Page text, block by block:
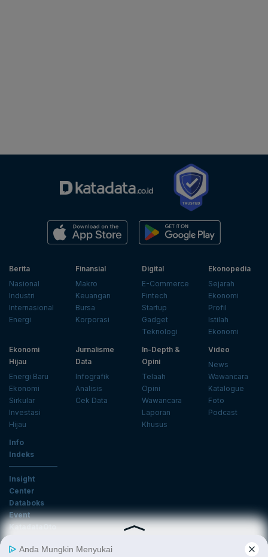
Berita
Nasional
Industri
Internasional
Energi
Finansial
Makro
Keuangan
Bursa
Korporasi
Digital
E-Commerce
Fintech
Startup
Gadget
Teknologi
Ekonopedia
Sejarah
Ekonomi
Profil
Istilah
Ekonomi
Ekonomi
Hijau
Energi Baru
Ekonomi
Sirkular
Investasi
Hijau
Jurnalisme
Data
Infografik
Analisis
Cek Data
In-Depth &
Opini
Telaah
Opini
Wawancara
Laporan
Khusus
Video
News
Wawancara
Katalogue
Foto
Podcast
Info
Indeks
Insight
Center
Databoks
Event
KatadataOto